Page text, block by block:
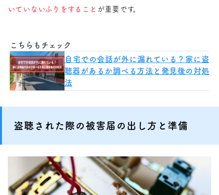
いていないふりをすること が重要です。
こちらもチェック
自宅での会話が外に漏れている？家に盗
聴器があるか調べる方法と発見後の対処
法
盗聴された際の被害届の出し方と準備